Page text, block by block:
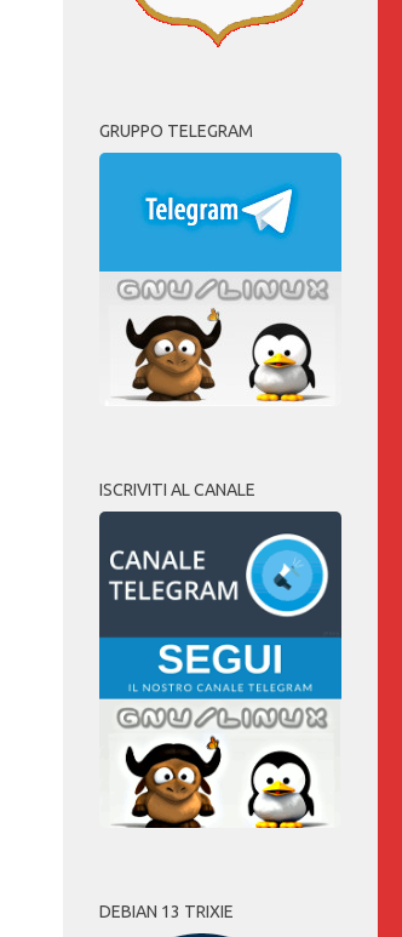
GRUPPO TELEGRAM
ISCRIVITI AL CANALE
DEBIAN 13 TRIXIE